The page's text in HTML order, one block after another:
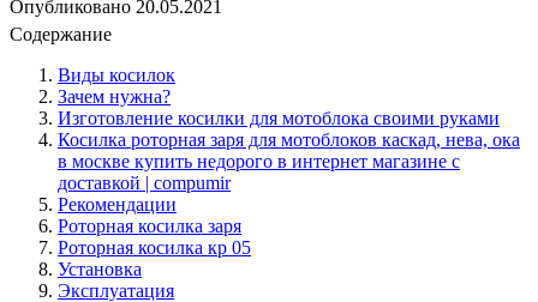
Опубликовано 20.05.2021
Содержание
Виды косилок
Зачем нужна?
Изготовление косилки для мотоблока своими руками
Косилка роторная заря для мотоблоков каскад, нева, ока
в москве купить недорого в интернет магазине с
доставкой | compumir
Рекомендации
Роторная косилка заря
Роторная косилка кр 05
Установка
Эксплуатация